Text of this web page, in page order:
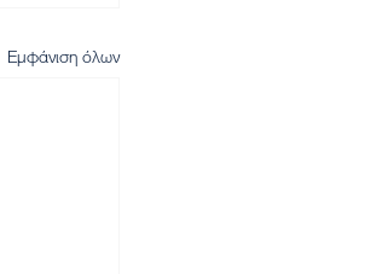
Εμφάνιση όλων